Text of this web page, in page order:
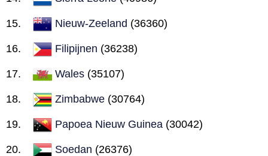
Nieuw-Zeeland (36360)
Filipijnen (36238)
Wales (35107)
Zimbabwe (30764)
Papoea Nieuw Guinea (30042)
Soedan (26376)